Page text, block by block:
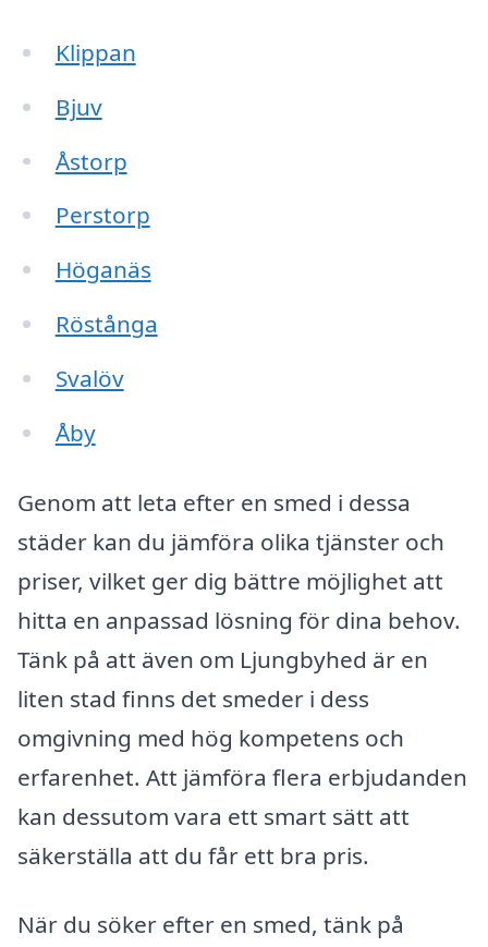
Klippan
Bjuv
Åstorp
Perstorp
Höganäs
Röstånga
Svalöv
Åby
Genom att leta efter en smed i dessa
städer kan du jämföra olika tjänster och
priser, vilket ger dig bättre möjlighet att
hitta en anpassad lösning för dina behov.
Tänk på att även om Ljungbyhed är en
liten stad finns det smeder i dess
omgivning med hög kompetens och
erfarenhet. Att jämföra flera erbjudanden
kan dessutom vara ett smart sätt att
säkerställa att du får ett bra pris.
När du söker efter en smed, tänk på